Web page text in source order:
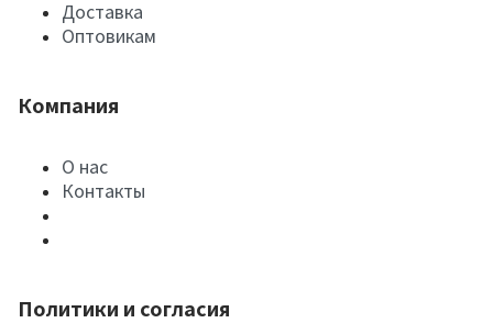
Доставка
Оптовикам
Компания
О нас
Контакты
Политики и согласия